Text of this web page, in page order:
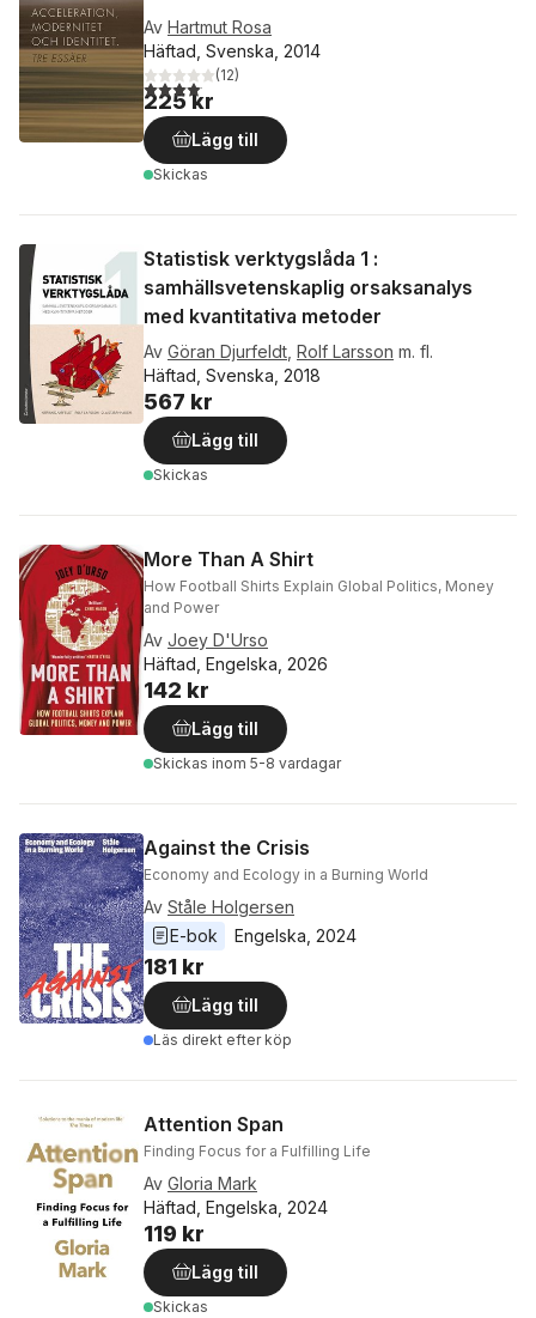
Av Hartmut Rosa
Häftad, Svenska, 2014
4,1utav 5 stjärnor. Totalt antal röster:
(12)
225 kr
Lägg till
Skickas
Statistisk verktygslåda 1 :
samhällsvetenskaplig orsaksanalys
med kvantitativa metoder
Av Göran Djurfeldt Rolf Larsson m. fl.
Häftad, Svenska, 2018
567 kr
Lägg till
Skickas
More Than A Shirt
How Football Shirts Explain Global Politics, Money
and Power
Av Joey D'Urso
Häftad, Engelska, 2026
142 kr
Lägg till
Skickas inom 5-8 vardagar
Against the Crisis
Economy and Ecology in a Burning World
Av Ståle Holgersen
E-bok
Engelska 2024
181 kr
Lägg till
Läs direkt efter köp
Attention Span
Finding Focus for a Fulfilling Life
Av Gloria Mark
Häftad, Engelska, 2024
119 kr
Lägg till
Skickas